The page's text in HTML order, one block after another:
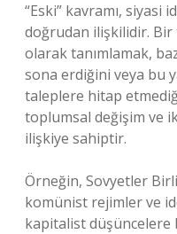
“Eski” kavramı, siyasi
doğrudan ilişkilidir. Bir
olarak tanımlamak,
sona erdiğini veya bu
taleplere hitap
toplumsal değişim ve
ilişkiye sahiptir.
Örneğin, Sovyetler
komünist rejimler ve
kapitalist düşüncelere